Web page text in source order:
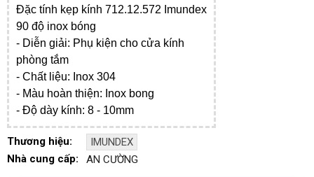
Đặc tính kẹp kính 712.12.572 Imundex
90 độ inox bóng
- ​Diễn giải: Phụ kiện cho cửa kính
phòng tắm
- Chất liệu: Inox 304
- Màu hoàn thiện: Inox bong
- Độ dày kính: 8 - 10mm
Thương hiệu:
IMUNDEX
Nhà cung cấp:
AN CƯỜNG